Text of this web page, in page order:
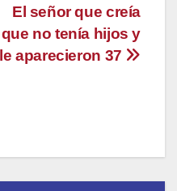
El señor que creía
que no tenía hijos y
le aparecieron 37